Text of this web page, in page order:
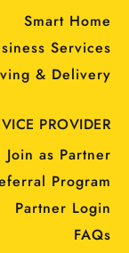
Smart Home
Services
& Delivery
PROVIDER
Join as Partner
Program
Partner Login
FAQs